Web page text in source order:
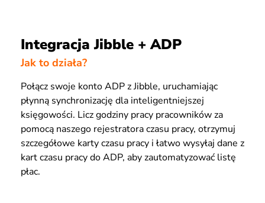
Integracja Jibble + ADP
Jak to działa?
Połącz swoje konto ADP z Jibble, uruchamiając
płynną synchronizację dla inteligentniejszej
księgowości. Licz godziny pracy pracowników za
pomocą naszego rejestratora czasu pracy, otrzymuj
szczegółowe karty czasu pracy i łatwo wysyłaj dane z
kart czasu pracy do ADP, aby zautomatyzować listę
płac.